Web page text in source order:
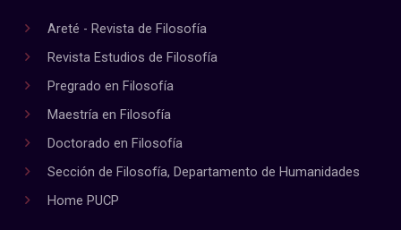
Areté - Revista de Filosofía
Revista Estudios de Filosofía
Pregrado en Filosofía
Maestría en Filosofía
Doctorado en Filosofía
Sección de Filosofía, Departamento de Humanidades
Home PUCP